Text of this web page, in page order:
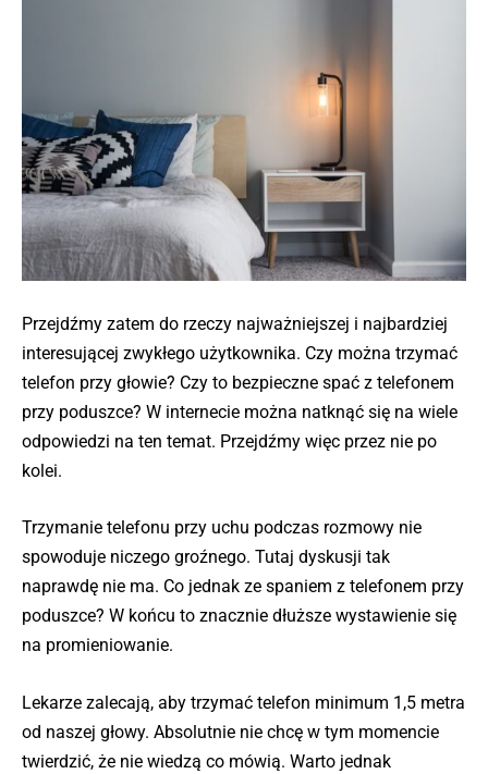
Przejdźmy zatem do rzeczy najważniejszej i najbardziej
interesującej zwykłego użytkownika. Czy można trzymać
telefon przy głowie? Czy to bezpieczne spać z telefonem
przy poduszce? W internecie można natknąć się na wiele
odpowiedzi na ten temat. Przejdźmy więc przez nie po
kolei.
Trzymanie telefonu przy uchu podczas rozmowy nie
spowoduje niczego groźnego. Tutaj dyskusji tak
naprawdę nie ma. Co jednak ze spaniem z telefonem przy
poduszce? W końcu to znacznie dłuższe wystawienie się
na promieniowanie.
Lekarze zalecają, aby trzymać telefon minimum 1,5 metra
od naszej głowy. Absolutnie nie chcę w tym momencie
twierdzić, że nie wiedzą co mówią. Warto jednak